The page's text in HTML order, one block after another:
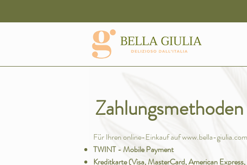
Zahlungsmethoden
Für Ihren online-Einkauf aufwww.bella-giulia.com
TWINT - Mobile Payment
Kreditkarte(Visa, MasterCard, American